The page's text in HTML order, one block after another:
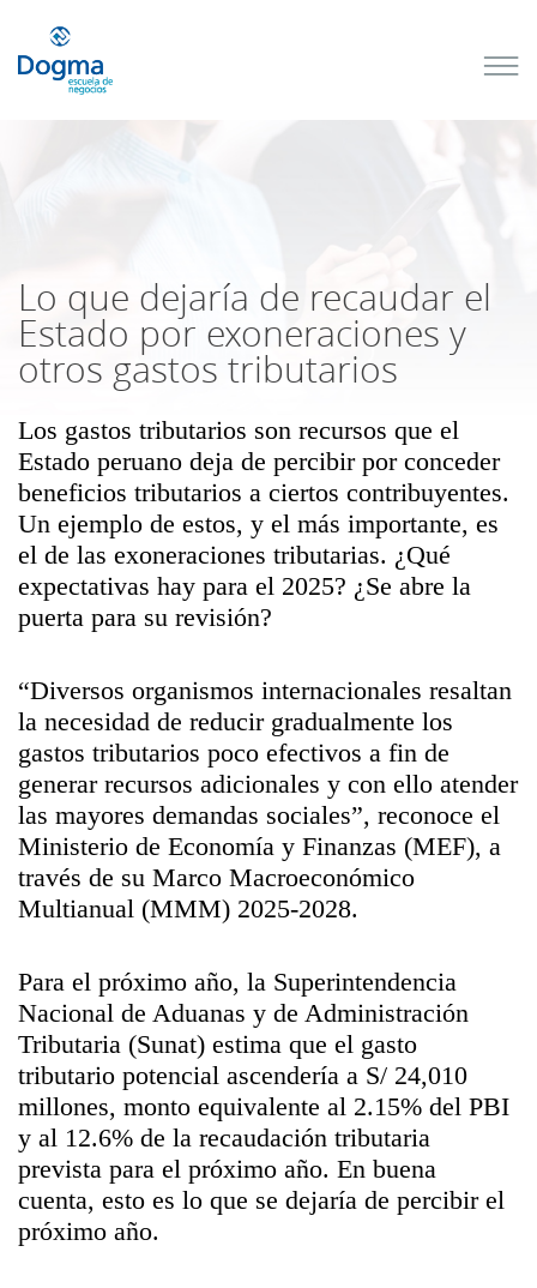
Lo que dejaría de recaudar el
Estado por exoneraciones y
otros gastos tributarios
Los gastos tributarios son recursos que el
Estado peruano deja de percibir por conceder
beneficios tributarios a ciertos contribuyentes.
Un ejemplo de estos, y el más importante, es
el de las exoneraciones tributarias. ¿Qué
expectativas hay para el 2025? ¿Se abre la
puerta para su revisión?
“Diversos organismos internacionales resaltan
la necesidad de reducir gradualmente los
gastos tributarios poco efectivos a fin de
generar recursos adicionales y con ello atender
las mayores demandas sociales”, reconoce el
Ministerio de Economía y Finanzas (MEF), a
través de su Marco Macroeconómico
Multianual (MMM) 2025-2028.
Para el próximo año, la Superintendencia
Nacional de Aduanas y de Administración
Tributaria (Sunat) estima que el gasto
tributario potencial ascendería a S/ 24,010
millones, monto equivalente al 2.15% del PBI
y al 12.6% de la recaudación tributaria
prevista para el próximo año. En buena
cuenta, esto es lo que se dejaría de percibir el
próximo año.
próximos